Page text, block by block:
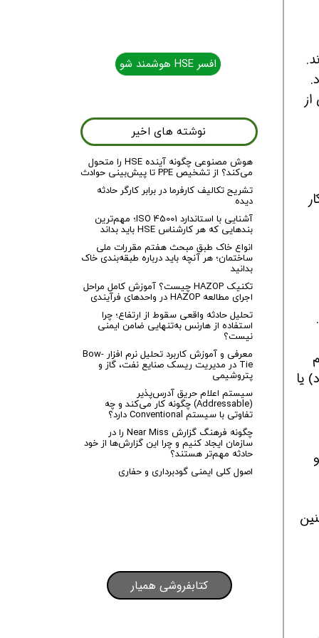
یا
هوش مصنوعی چگونه آینده HSE را متحول
می‌کند؟ از تشخیص PPE تا پیش‌بینی حوادث
تشریح تکالیف کارفرما در برابر کارگر حادثه
دیده
آشنایی با استاندارد ISO 45001؛ مهم‌ترین
بندهایی که هر کارشناس HSE باید بداند
انواع خاک طبق مبحث هفتم مقررات ملی
ساختمان؛ هر آنچه باید درباره طبقه‌بندی خاک
بدانید
تکنیک HAZOP چیست؟ آموزش کامل مراحل
اجرای مطالعه HAZOP در واحدهای فرآیندی
تحلیل حادثه واقعی سقوط از ارتفاع؛ چرا
استفاده از هارنس به‌تنهایی ضامن ایمنی
نیست؟
معرفی و آموزش کاربرد تحلیل نرم افزار Bow-
Tie در مدیریت ریسک صنایع نفت، گاز و
پتروشیمی
سیستم اعلام حریق آدرس‌پذیر
(Addressable) چگونه کار می‌کند و چه
تفاوتی با سیستم Conventional دارد؟
چگونه فرهنگ گزارش Near Miss را در
سازمان ایجاد کنیم و چرا این گزارش‌ها از خود
حادثه مهم‌تر هستند؟
اصول کلی ایمنی گودبرداری و حفاری
نوشته های اخیر
کتابفروشی همیار
افسر HSE هوشمند شو